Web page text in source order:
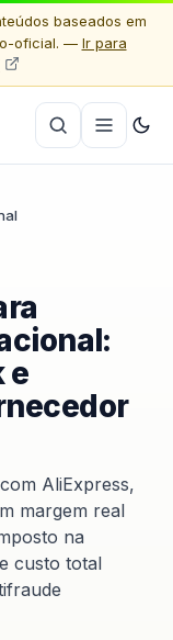
baseados em
oficial. — Ir para
e
AliExpress,
margem real
na
custo total